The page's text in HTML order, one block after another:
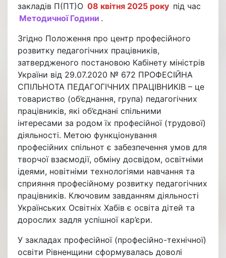
закладів П(ПТ)О 08 квітня 2025 року під час
Методичної Години .
Згідно Положення про центр професійного
розвитку педагогічних працівників,
затвердженого постановою Кабінету міністрів
України від 29.07.2020 № 672 ПРОФЕСІЙНА
СПІЛЬНОТА ПЕДАГОГІЧНИХ ПРАЦІВНИКІВ – це
товариство (об’єднання, група) педагогічних
працівників, які об’єднані спільними
інтересами за родом їх професійної (трудової)
діяльності. Метою функціонування
професійних спільнот є забезпечення умов для
творчої взаємодії, обміну досвідом, освітніми
ідеями, новітніми технологіями навчання та
сприяння професійному розвитку педагогічних
працівників. Ключовим завданням діяльності
Українських Освітніх Хабів є освіта дітей та
дорослих задля успішної кар’єри.
У закладах професійної (професійно-технічної)
освіти Рівненщини сформувалась доволі